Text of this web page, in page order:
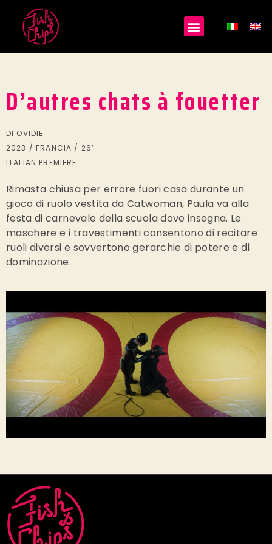
D’autres chats à fouetter
DI OVIDIE
2023 / FRANCIA / 26’
ITALIAN PREMIERE
Rimasta chiusa per errore fuori casa durante un
gioco di ruolo vestita da Catwoman, Paula va alla
festa di carnevale della scuola dove insegna. Le
maschere e i travestimenti consentono di recitare
ruoli diversi e sovvertono gerarchie di potere e di
dominazione.